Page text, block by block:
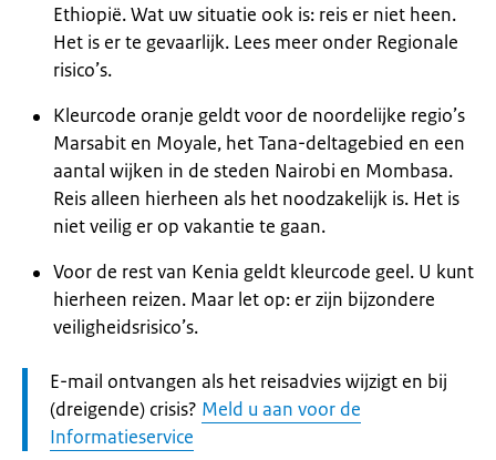
Ethiopië. Wat uw situatie ook is: reis er niet heen.
Het is er te gevaarlijk. Lees meer onder Regionale
risico’s.
Kleurcode oranje geldt voor de noordelijke regio’s
Marsabit en Moyale, het Tana-deltagebied en een
aantal wijken in de steden Nairobi en Mombasa.
Reis alleen hierheen als het noodzakelijk is. Het is
niet veilig er op vakantie te gaan.
Voor de rest van Kenia geldt kleurcode geel. U kunt
hierheen reizen. Maar let op: er zijn bijzondere
veiligheidsrisico’s.
Let
op:
E-mail ontvangen als het reisadvies wijzigt en bij
(dreigende) crisis? Meld u aan voor de
Informatieservice